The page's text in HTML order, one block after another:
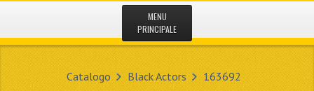
MENU
PRINCIPALE
Catalogo Black Actors 163692